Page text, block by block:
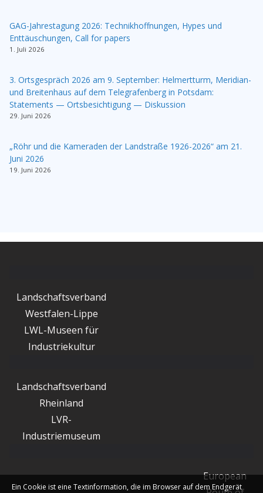
GAG-Jahrestagung 2026: Technikhoffnungen, Hypes und
Enttäuschungen, Call for papers
1. Juli 2026
3. Ortsgespräch 2026 am 9. September: Helmertturm, Meridian-
und Breitenhaus auf dem Telegrafenberg in Potsdam:
Statements — Ortsbesichtigung — Diskussion
29. Juni 2026
„Röhr und die Kameraden der Landstraße 1926-2026“ am 21.
Juni 2026
19. Juni 2026
Landschaftsverband
Westfalen-Lippe
LWL-Museen für
Industriekultur
Landschaftsverband
Rheinland
LVR-
Industriemuseum
European
Ein Cookie ist eine Textinformation, die im Browser auf dem Endgerät